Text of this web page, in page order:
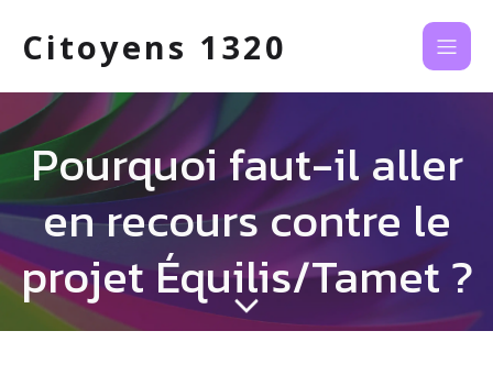
Citoyens 1320
Pourquoi faut-il aller
en recours contre le
projet Équilis/Tamet ?